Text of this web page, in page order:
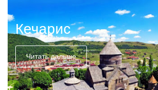
Кечарис
Читать дальше